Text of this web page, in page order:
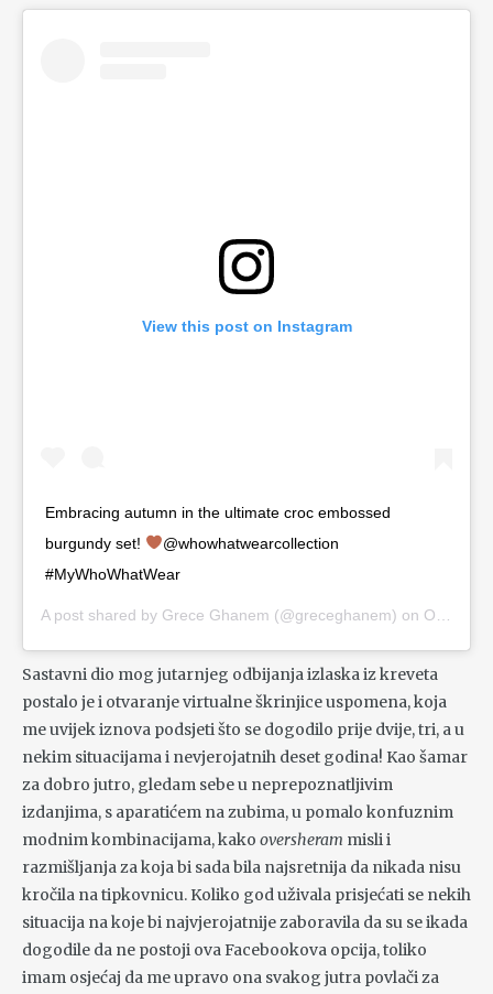
View this post on Instagram
Embracing autumn in the ultimate croc embossed
burgundy set!
@whowhatwearcollection
#MyWhoWhatWear
A post shared by Grece Ghanem (@greceghanem) on Oct 14, 2020 at 11:27am PDT
Sastavni dio mog jutarnjeg odbijanja izlaska iz kreveta
postalo je i otvaranje virtualne škrinjice uspomena, koja
me uvijek iznova podsjeti što se dogodilo prije dvije, tri, a u
nekim situacijama i nevjerojatnih deset godina! Kao šamar
za dobro jutro, gledam sebe u neprepoznatljivim
izdanjima, s aparatićem na zubima, u pomalo konfuznim
modnim kombinacijama, kako oversheram misli i
razmišljanja za koja bi sada bila najsretnija da nikada nisu
kročila na tipkovnicu. Koliko god uživala prisjećati se nekih
situacija na koje bi najvjerojatnije zaboravila da su se ikada
dogodile da ne postoji ova Facebookova opcija, toliko
imam osjećaj da me upravo ona svakog jutra povlači za